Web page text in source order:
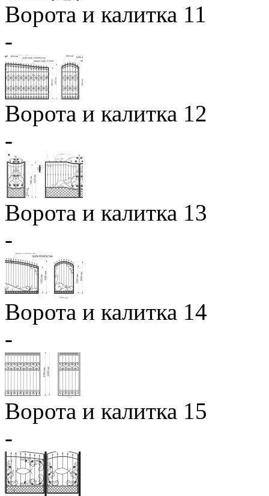
Ворота и калитка 11
-
Ворота и калитка 12
-
Ворота и калитка 13
-
Ворота и калитка 14
-
Ворота и калитка 15
-